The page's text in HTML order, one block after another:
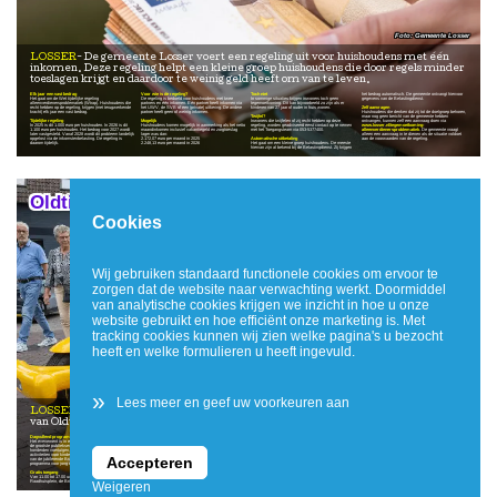
LOSSER
De gemeente Losser voert een regeling uit voor huishoudens met één
inkomen. Deze regeling helpt een kleine groep huishoudens die door regels minder
toeslagen krijgt en daardoor te weinig geld heeft om van te leven.
Elk jaar een vast bedrag
Het gaat om de Wet tijdelijke regeling
alleenverdienersproblematiek (Wtrap). Huishoudens die
recht hebben op de regeling, krijgen (met terugwerkende
kracht) elk jaar een vast bedrag.
Tijdelijke regeling
In 2025 is dit 1.000 euro per huishouden. In 2026 is dit
1.100 euro per huishouden. Het bedrag voor 2027 wordt
later vastgesteld. Vanaf 2028 wordt dit probleem landelijk
opgelost via de inkomstenbelasting. De regeling is
daarom tijdelijk.
Voor wie is de regeling?
De regeling is bedoeld voor huishoudens met twee
partners en één inkomen. Eén partner heeft inkomen via
het UWV, de SVB of een (private) uitkering. De andere
partner heeft geen of weinig inkomen.
Mogelijk
Huishoudens komen mogelijk in aanmerking als het netto
maandinkomen inclusief vakantiegeld en zorgtoeslag
lager was dan:
2.172,07 euro per maand in 2025
2.248,13 euro per maand in 2026
Toch niet
In sommige situaties krijgen inwoners toch geen
tegemoetkoming. Dit kan bijvoorbeeld zo zijn als er
kinderen van 27 jaar of ouder in huis wonen.
Twijfel?
Inwoners die twijfelen of zij recht hebben op deze
regeling, worden geadviseerd eerst contact op te nemen
met het Toegangsteam via 053-5377400.
Automatische uitbetaling
Het gaat om een kleine groep huishoudens. De meeste
hiervan zijn al bekend bij de Belastingdienst. Zij krijgen
het bedrag automatisch. De gemeente ontvangt hiervoor
gegevens van de Belastingdienst.
Zelf aanvragen
Huishoudens die denken dat zij tot de doelgroep behoren,
maar nog geen bericht van de gemeente hebben
ontvangen, kunnen zelf een aanvraag doen via
www.losser.nl/tegemoetkoming-
alleenverdienersproblematiek. De gemeente vraagt
alleen een aanvraag in te dienen als de situatie voldoet
aan de voorwaarden van de regeling.
Gemeente Losser
Oldtimers en foodtrucks bij "Op Losse(r) Wielen'
LOSSER
van Oldtimers & Foodtruckfestival Op Losse(r) Wielen.
Dagvullend programma
Het evenement is in enkele jaren uitgegroeid tot een van
de grootste publieksevenementen van het dorp. Met
honderden voertuigen, twintig foodtrucks, live muziek,
activiteiten voor kinderen en spectaculaire demonstraties
van de jubilerende Brandweer Losser is er een dagvullend
programma voor jong en oud.
Gratis toegang
Van 11.00 tot 17.00 uur vormen het Martinusplein,
Raadhuisplein, de Brinkstraat, Kerkstraat, Sint
brommers, tractoren, bedrijfswagens, sportwagens,
tuningauto's en andere bijzondere voertuigen opgesteld.
Bezoekers kunnen niet alleen bewonderen wat er vroeger
over de weg reed, maar ook kennismaken met moderne
showauto's en exclusieve tuningprojecten. Sommige
Cookies
Wij gebruiken standaard functionele cookies om ervoor te
zorgen dat de website naar verwachting werkt. Doormiddel
van analytische cookies krijgen we inzicht in hoe u onze
website gebruikt en hoe efficiënt onze marketing is. Met
tracking cookies kunnen wij zien welke pagina's u bezocht
heeft en welke formulieren u heeft ingevuld.
» Lees meer en geef uw voorkeuren aan
Accepteren
Weigeren